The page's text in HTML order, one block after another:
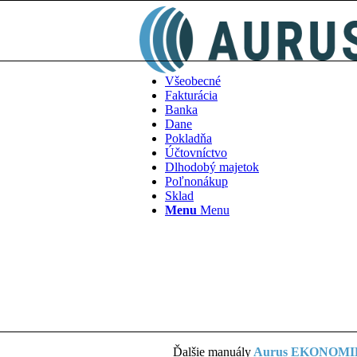
Všeobecné
Fakturácia
Banka
Dane
Pokladňa
Účtovníctvo
Dlhodobý majetok
Poľnonákup
Sklad
Menu Menu
Ďalšie manuály Aurus